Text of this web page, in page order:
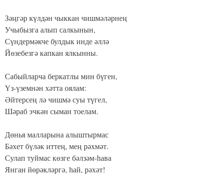
Зәңгәр күлдән чыккан чишмәләрнең
Учыбызга алып салкынын,
Сүндермәкче булдык инде әллә
Йөзебезгә капкан ялкынны.
Сабыйларча беркатлы мин бүген,
Үз-үземнән хәтта оялам:
Әйтерсең лә чишмә суы түгел,
Шәраб эчкән сыман тоелам.
Дөнья малларына алыштырмас
Бәхет бүләк иттең, мең рәхмәт.
Сулап туймас көзге бәлзәм-һава
Янган йөрәкләргә, һай, рәхәт!